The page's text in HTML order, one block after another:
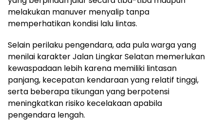
melakukan manuver menyalip tanpa
memperhatikan kondisi lalu lintas.
Selain perilaku pengendara, ada pula warga yang
menilai karakter Jalan Lingkar Selatan memerlukan
kewaspadaan lebih karena memiliki lintasan
panjang, kecepatan kendaraan yang relatif tinggi,
serta beberapa tikungan yang berpotensi
meningkatkan risiko kecelakaan apabila
pengendara lengah.